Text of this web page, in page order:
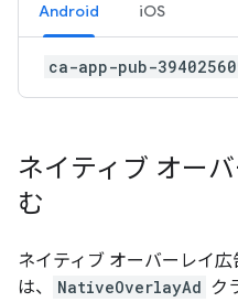
Android iOS
ca-app-pub-
ネイティブ オー
む
ネイティブ オーバーレイ
は、
NativeOverlayAd ク